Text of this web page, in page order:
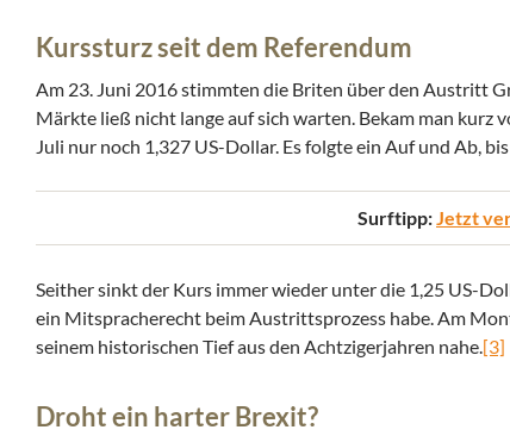
Kurssturz seit dem Referendum
Am 23. Juni 2016 stimmten die Briten über den Austritt
Märkte ließ nicht lange auf sich warten. Bekam man kurz
Juli nur noch 1,327 US-Dollar. Es folgte ein Auf und Ab,
Surftipp:Jetzt
Seither sinkt der Kurs immer wieder unter die 1,25 US-
ein Mitspracherecht beim Austrittsprozess habe. Am
seinem historischen Tief aus den Achtzigerjahren nahe.[3]
Droht ein harter Brexit?